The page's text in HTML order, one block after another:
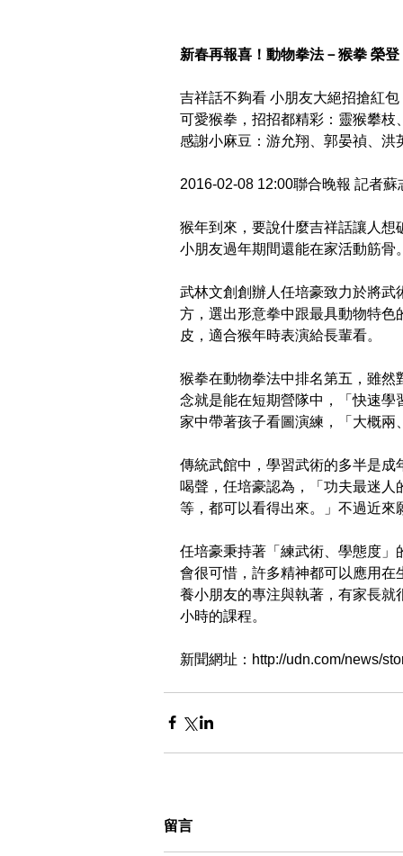
新春再報喜！動物拳法－猴拳 榮
吉祥話不夠看 小朋友大絕招搶紅
可愛猴拳，招招都精彩：靈猴攀
感謝小麻豆：游允翔、郭晏禎、洪
2016-02-08 12:00聯合晚報 記者蘇
猴年到來，要說什麼吉祥話讓人想
小朋友過年期間還能在家活動筋骨。
武林文創創辦人任培豪致力於將
方，選出形意拳中跟最具動物特
皮，適合猴年時表演給長輩看。
猴拳在動物拳法中排名第五，雖
念就是能在短期營隊中，「快速
家中帶著孩子看圖演練，「大概兩
傳統武館中，學習武術的多半是
喝聲，任培豪認為，「功夫最迷
等，都可以看得出來。」不過近來
任培豪秉持著「練武術、學態度
會很可惜，許多精神都可以應用
養小朋友的專注與執著，有家長
小時的課程。
新聞網址：http://udn.com/news/
留言